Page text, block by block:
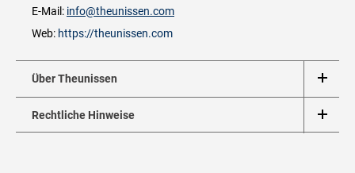
E-Mail: info@theunissen.com
Web: https://theunissen.com
Über Theunissen
Rechtliche Hinweise